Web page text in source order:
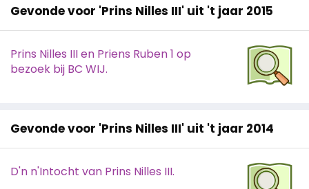
Gevonde voor 'Prins Nilles III' uit 't jaar 2015
Prins Nilles III en Priens Ruben 1 op
bezoek bij BC WIJ.
Gevonde voor 'Prins Nilles III' uit 't jaar 2014
D'n n'Intocht van Prins Nilles III.